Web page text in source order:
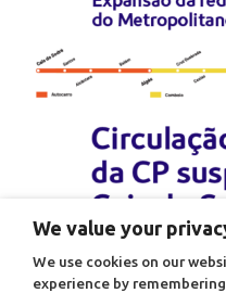
06 de janeiro de 2026
We value your
We use cookies on our
experience by